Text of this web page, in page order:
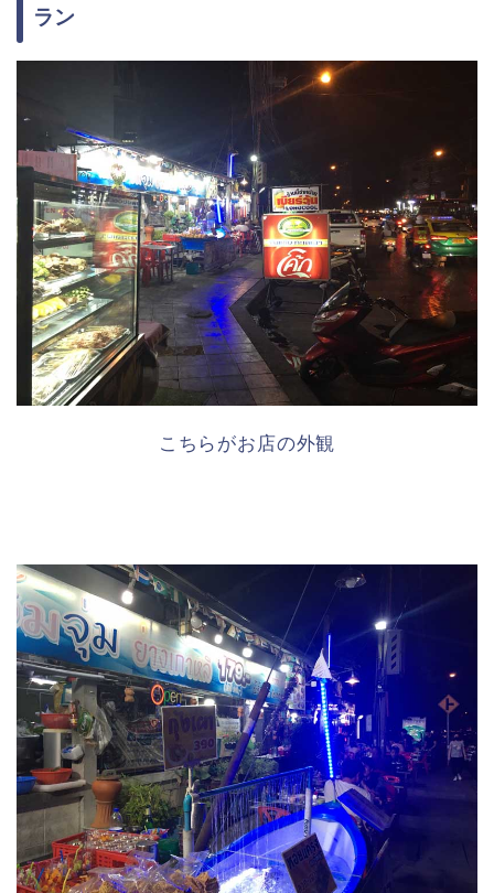
ラン
こちらがお店の外観